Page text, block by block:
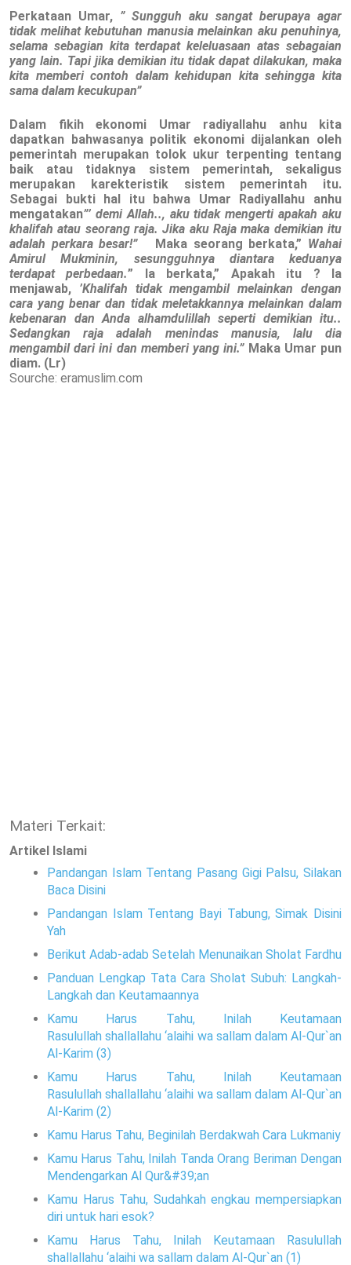
Perkataan Umar, ” Sungguh aku sangat berupaya agar
tidak melihat kebutuhan manusia melainkan aku penuhinya,
selama sebagian kita terdapat keleluasaan atas sebagaian
yang lain. Tapi jika demikian itu tidak dapat dilakukan, maka
kita memberi contoh dalam kehidupan kita sehingga kita
sama dalam kecukupan”
Dalam fikih ekonomi Umar radiyallahu anhu kita
dapatkan bahwasanya politik ekonomi dijalankan oleh
pemerintah merupakan tolok ukur terpenting tentang
baik atau tidaknya sistem pemerintah, sekaligus
merupakan karekteristik sistem pemerintah itu.
Sebagai bukti hal itu bahwa Umar Radiyallahu anhu
mengatakan”’ demi Allah.., aku tidak mengerti apakah aku
khalifah atau seorang raja. Jika aku Raja maka demikian itu
adalah perkara besar!”
Maka seorang berkata,” Wahai
Amirul Mukminin, sesungguhnya diantara keduanya
terdapat perbedaan.” Ia berkata,” Apakah itu ? Ia
menjawab, ’Khalifah tidak mengambil melainkan dengan
cara yang benar dan tidak meletakkannya melainkan dalam
kebenaran dan Anda alhamdulillah seperti demikian itu..
Sedangkan raja adalah menindas manusia, lalu dia
mengambil dari ini dan memberi yang ini.”Maka Umar pun
diam. (Lr)
Sourche: eramuslim.com
Materi Terkait:
Artikel Islami
Pandangan Islam Tentang Pasang Gigi Palsu, Silakan
Baca Disini
Pandangan Islam Tentang Bayi Tabung, Simak Disini
Yah
Berikut Adab-adab Setelah Menunaikan Sholat Fardhu
Panduan Lengkap Tata Cara Sholat Subuh: Langkah-
Langkah dan Keutamaannya
Kamu Harus Tahu, Inilah Keutamaan
Rasulullah shallallahu ‘alaihi wa sallam dalam Al-Qur`an
Al-Karim (3)
Kamu Harus Tahu, Inilah Keutamaan
Rasulullah shallallahu ‘alaihi wa sallam dalam Al-Qur`an
Al-Karim (2)
Kamu Harus Tahu, Beginilah Berdakwah Cara Lukmaniy
Kamu Harus Tahu, Inilah Tanda Orang Beriman Dengan
Mendengarkan Al Qur&#39;an
Kamu Harus Tahu, Sudahkah engkau mempersiapkan
diri untuk hari esok?
Kamu Harus Tahu, Inilah Keutamaan Rasulullah
shallallahu ‘alaihi wa sallam dalam Al-Qur`an (1)